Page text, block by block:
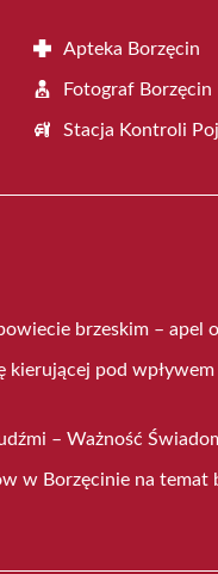
Apteka Borzęcin
Fotograf Borzęcin
Stacja Kontroli
brzeskim – apel
kierującej pod
– Ważność
w Borzęcinie na temat